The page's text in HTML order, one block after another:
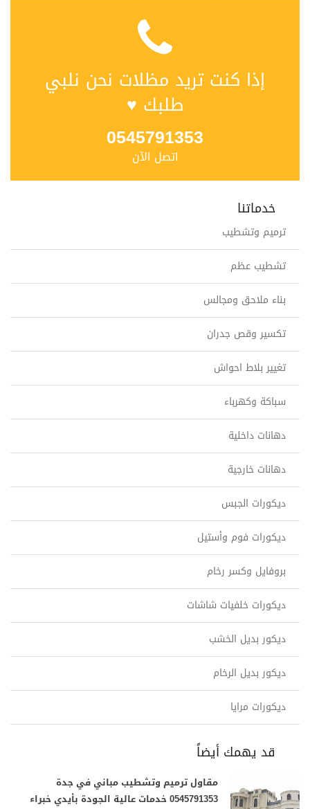
إذا كنت تريد مظلات نحن نلبي
طلبك ♥
0545791353
اتصل الآن
خدماتنا
ترميم وتشطيب
تشطيب عظم
بناء ملاحق ومجالس
تكسير وقص جدران
تغيير بلاط احواش
سباكة وكهرباء
دهانات داخلية
دهانات خارجية
ديكورات الجبس
ديكورات فوم وأستيل
بروفايل وكسر رخام
ديكورات خلفيات شاشات
ديكور بديل الخشب
ديكور بديل الرخام
ديكورات مرايا
قد يهمك أيضاً
مقاول ترميم وتشطيب مباني في جدة
0545791353 خدمات عالية الجودة بأيدي خبراء